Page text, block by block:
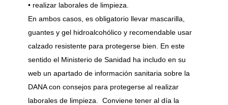
• realizar laborales de limpieza.
En ambos casos, es obligatorio llevar mascarilla,
guantes y gel hidroalcohólico y recomendable usar
calzado resistente para protegerse bien. En este
sentido el Ministerio de Sanidad ha includo en su
web un apartado de información sanitaria sobre la
DANA con consejos para protegerse al realizar
laborales de limpieza. Conviene tener al día la